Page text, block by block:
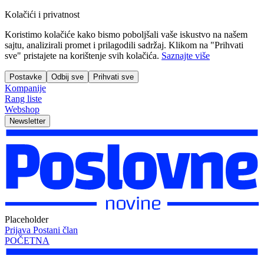
Kolačići i privatnost
Koristimo kolačiće kako bismo poboljšali vaše iskustvo na našem
sajtu, analizirali promet i prilagodili sadržaj. Klikom na "Prihvati
sve" pristajete na korištenje svih kolačića. Saznajte više
Postavke Odbij sve Prihvati sve
Kompanije
Rang liste
Webshop
Newsletter
Placeholder
Prijava Postani član
POČETNA